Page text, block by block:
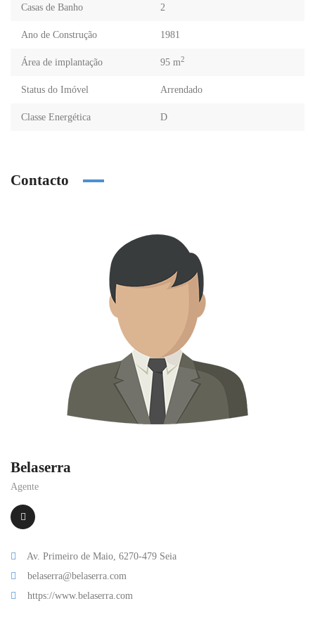
Casas de Banho 2
Ano de Construção 1981
Área de implantação 95 m2
Status do Imóvel Arrendado
Classe Energética D
Contacto
Belaserra
Agente
Av. Primeiro de Maio, 6270-479 Seia
belaserra@belaserra.com
https://www.belaserra.com